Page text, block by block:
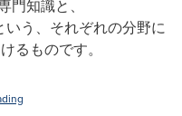
門知識と、
う、それぞれの分野に
るものです。